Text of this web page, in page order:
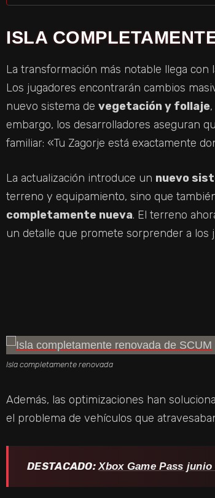
ISLA
La transformación más notable llega con
Los jugadores encontrarán cambios
nuevo sistema de vegetación y follaje
embargo, los desarrolladores aseguran
familiar: «Tu Zagorje está exactamente
La actualización introduce un nuevo
terreno y equipamiento, sino que
completamente nueva. El terreno
un detalle que promete sorprender a los
Isla completamente renovada
Además, las optimizaciones han
el problema de vehículos que
DESTACADO:Xbox Game Pass